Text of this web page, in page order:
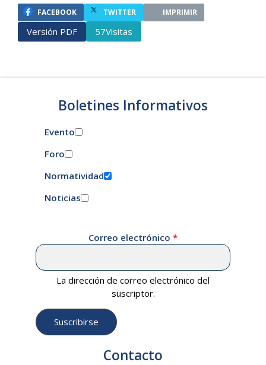
FACEBOOK TWITTER IMPRIMIR
Versión PDF 57Visitas
Boletines Informativos
Evento
Foro
Normatividad
Noticias
Correo electrónico
La dirección de correo electrónico del
suscriptor.
Contacto